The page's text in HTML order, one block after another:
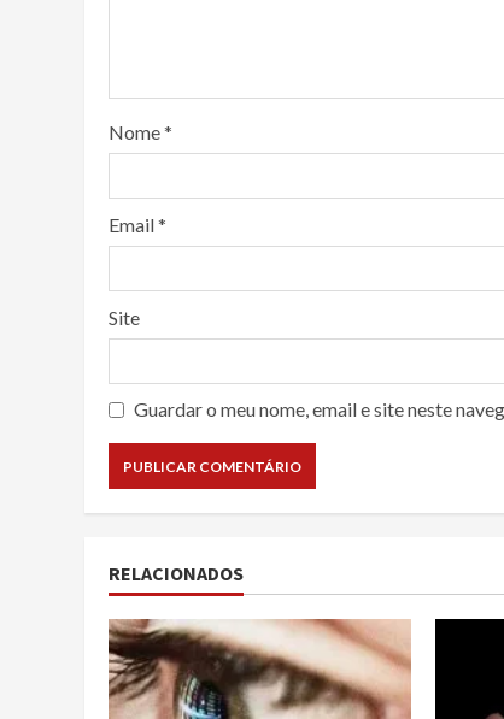
Nome*
Email*
Site
Guardar o meu nome, email e site neste
RELACIONADOS